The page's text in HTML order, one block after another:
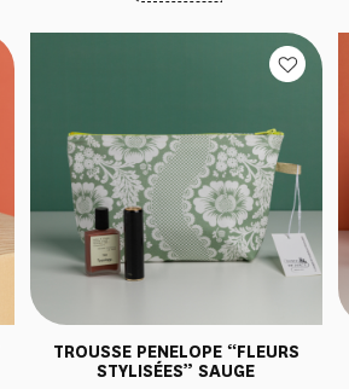
TROUSSE PENELOPE “FLEURS
STYLISÉES” SAUGE